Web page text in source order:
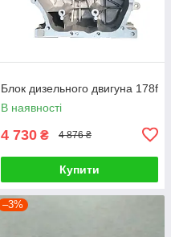
Блок дизельного двигуна 178f
В наявності
4 730 ₴ 4 876 ₴
Купити
–3%